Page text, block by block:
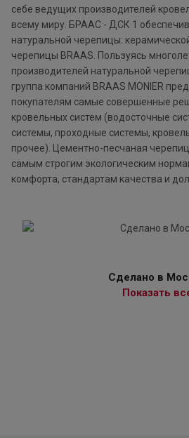
себе ведущих производителей
всему миру. БРААС - ДСК 1
натуральной черепицы:
черепицы BRAAS. Пользуясь
производителей натуральной
группа компаний BRAAS MONIER
покупателям самые совершенные
кровельных систем (водосточные
системы, проходные системы,
прочее). Цементно-песчаная
самым строгим экологическим
комфорта, стандартам качества и
Сделано в
Показать